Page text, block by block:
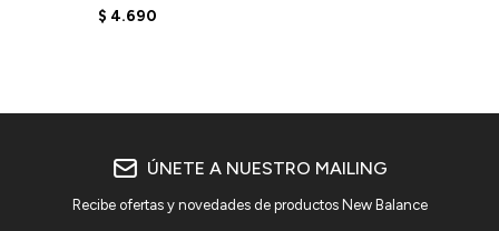
PINK
$ 4.690
ÚNETE A NUESTRO MAILING
Recibe ofertas y novedades de productos New Balance